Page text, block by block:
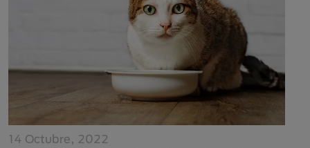
14 Octubre, 2022